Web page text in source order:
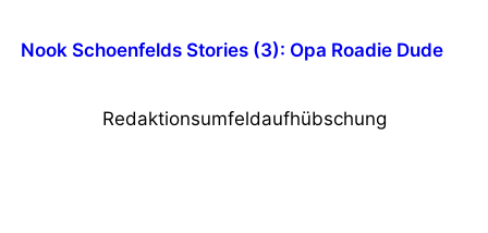
Nook Schoenfelds Stories (3): Opa Roadie Dude
Redaktionsumfeldaufhübschung